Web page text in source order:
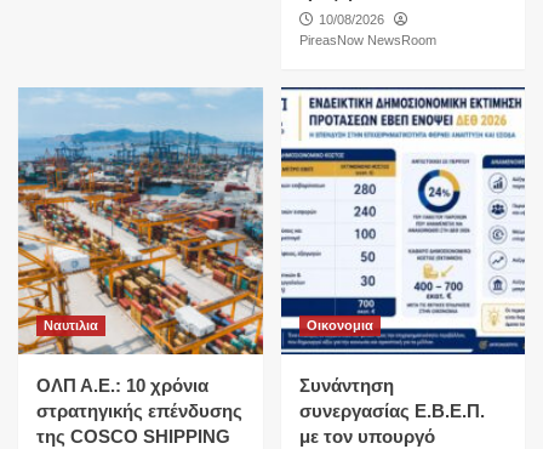
10/08/2026
PireasNow NewsRoom
Ναυτιλια
ΟΛΠ Α.Ε.: 10 χρόνια
στρατηγικής επένδυσης
της COSCO SHIPPING
Οικονομια
Συνάντηση
συνεργασίας Ε.Β.Ε.Π.
με τον υπουργό